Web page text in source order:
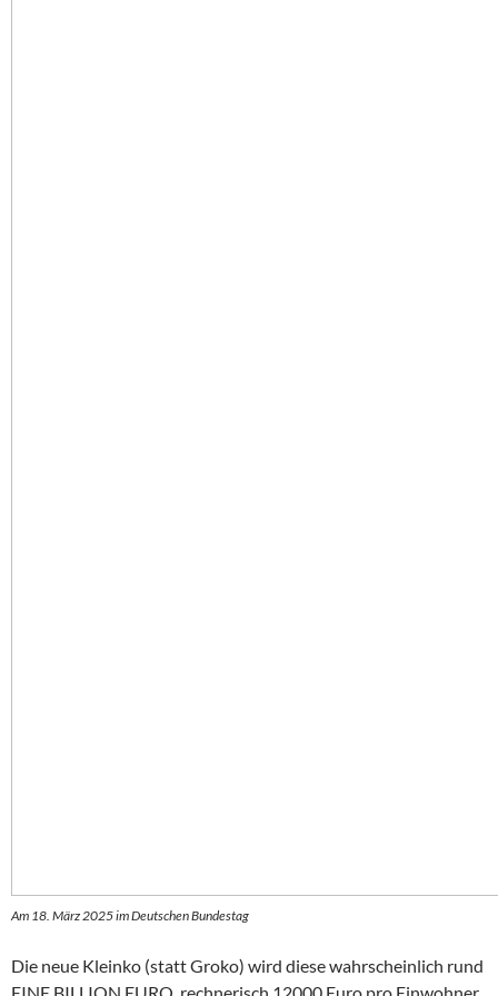
Am 18. März 2025 im Deutschen Bundestag
Die neue Kleinko (statt Groko) wird diese wahrscheinlich rund